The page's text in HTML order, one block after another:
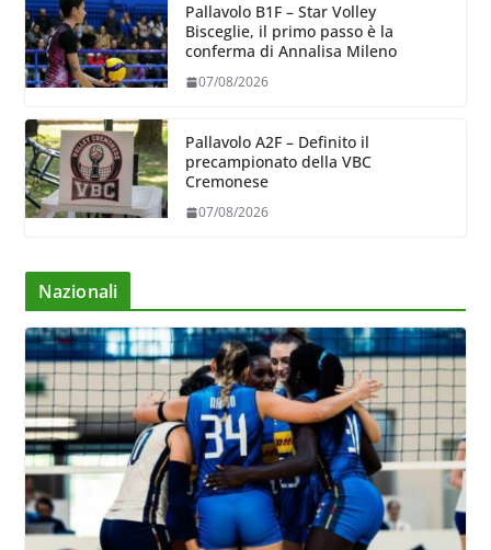
Pallavolo B1F – Star Volley
Bisceglie, il primo passo è la
conferma di Annalisa Mileno
07/08/2026
Pallavolo A2F – Definito il
precampionato della VBC
Cremonese
07/08/2026
Nazionali